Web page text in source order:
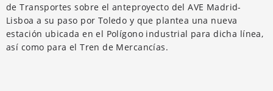
de Transportes sobre el anteproyecto del AVE Madrid-
Lisboa a su paso por Toledo y que plantea una nueva
estación ubicada en el Polígono industrial para dicha línea,
así como para el Tren de Mercancías.